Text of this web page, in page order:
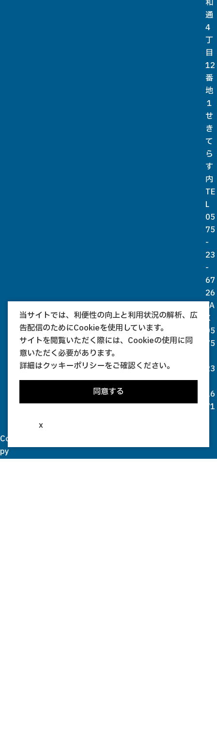
通
4
丁
目
12
番
地
１
せ
き
て
ら
す
内
TE
L
05
75
-
23
-
67
26
FA
X
05
75
23
16
71
Co
py
当サイトでは、利便性の向上と利用状況の解析、広
告配信のためにCookieを使用しています。
サイトを閲覧いただく際には、Cookieの使用に同
意いただく必要があります。
詳細はクッキーポリシーをご確認ください。
同意する
x